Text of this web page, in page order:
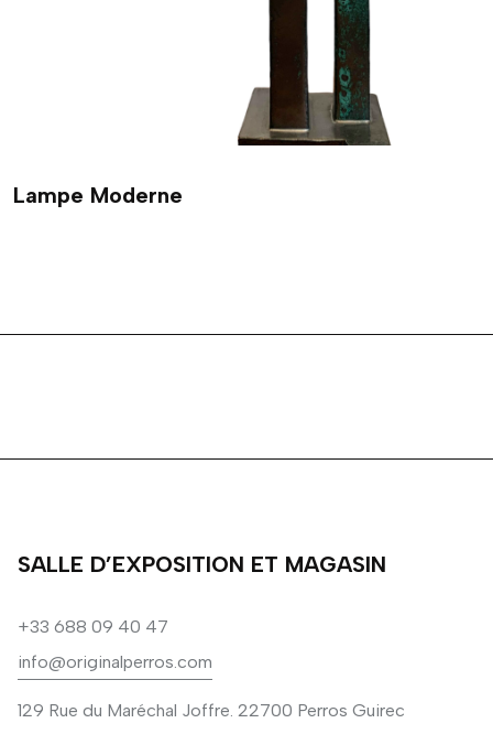
Lampe Moderne
SALLE D’EXPOSITION ET MAGASIN
+33 688 09 40 47
info@originalperros.com
129 Rue du Maréchal Joffre. 22700 Perros Guirec